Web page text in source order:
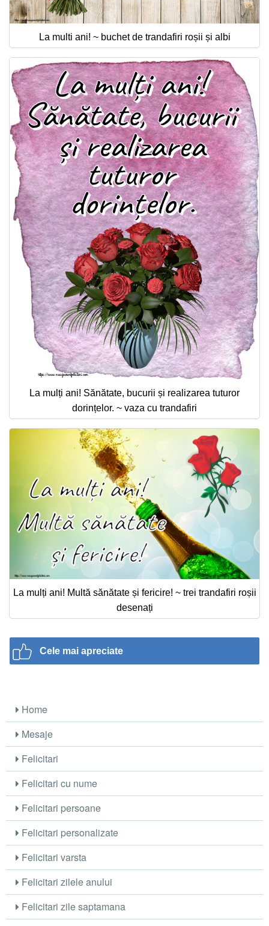
La multi ani! ~ buchet de trandafiri roșii și albi
La mulți ani! Sănătate, bucurii și realizarea tuturor
dorințelor. ~ vaza cu trandafiri
La mulți ani! Multă sănătate și fericire! ~ trei trandafiri roșii
desenați
Cele mai apreciate
Home
Mesaje
Felicitari
Felicitari cu nume
Felicitari persoane
Felicitari personalizate
Felicitari varsta
Felicitari zilele anului
Felicitari zile saptamana